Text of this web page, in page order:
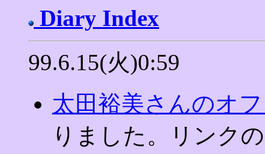
Diary Index
99.6.15(火)0:59
太田裕美さんのオ
りました。リンク